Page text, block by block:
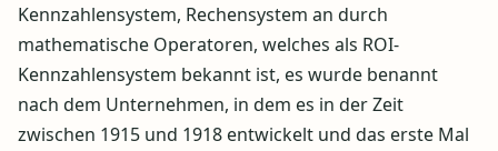
Kennzahlensystem, Rechensystem an durch
mathematische Operatoren, welches als ROI-
Kennzahlensystem bekannt ist, es wurde benannt
nach dem Unternehmen, in dem es in der Zeit
zwischen 1915 und 1918 entwickelt und das erste Mal